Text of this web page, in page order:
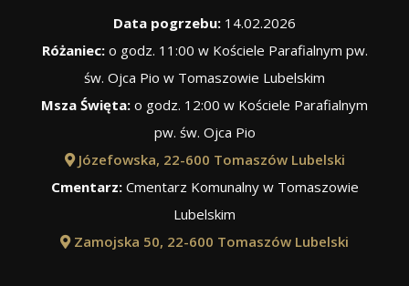
Data pogrzebu: 14.02.2026
Różaniec:o godz. 11:00 w Kościele Parafialnym pw.
św. Ojca Pio w Tomaszowie Lubelskim
Msza Święta: o godz. 12:00 w Kościele Parafialnym
pw. św. Ojca Pio
Józefowska, 22-600 Tomaszów Lubelski
Cmentarz:Cmentarz Komunalny w Tomaszowie
Lubelskim
Zamojska 50, 22-600 Tomaszów Lubelski